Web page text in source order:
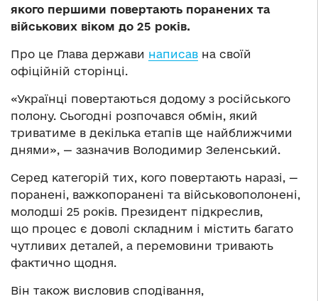
якого першими повертають поранених та
військових віком до 25 років.
Про це Глава держави написав на своїй
офіційній сторінці.
«Українці повертаються додому з російського
полону. Сьогодні розпочався обмін, який
триватиме в декілька етапів ще найближчими
днями», — зазначив Володимир Зеленський.
Серед категорій тих, кого повертають наразі, —
поранені, важкопоранені та військовополонені,
молодші 25 років. Президент підкреслив,
що процес є доволі складним і містить багато
чутливих деталей, а перемовини тривають
фактично щодня.
Він також висловив сподівання,